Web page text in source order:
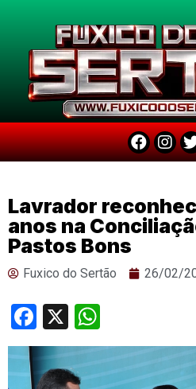
Lavrador
anos na
Pastos Bons
Fuxico do Sertão 26/02/
Facebook
X